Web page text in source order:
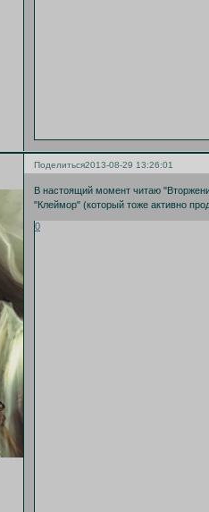
Поделиться2013-08-29 13:26:01
В настоящий момент читаю
"Клеймор" (который тоже активно
0